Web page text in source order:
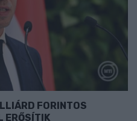
FORINTOS
ERŐSÍTIK